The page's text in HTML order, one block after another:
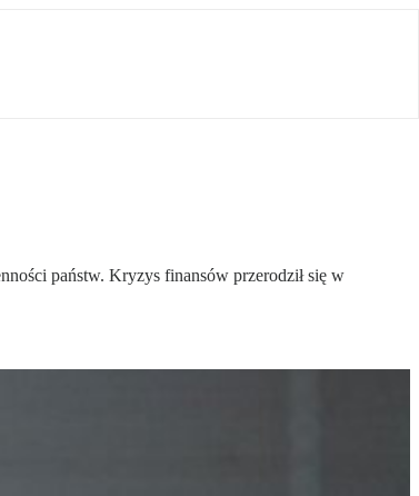
państw. Kryzys finansów przerodził się w